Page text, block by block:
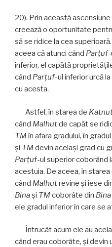
20). Prin această ascensiune
creează o oportunitate
să se ridice la cea
aceea că atunci când Parţuf-
inferior, el capătă
când Parţuf-ul inferior urcă
cu acesta.
Astfel, în starea de
când Malhutde capăt se
TMîn afara gradului, în
și TM devin acelaşi grad cu
Parţuf-ul superior coborând
acestuia. De aceea, în starea
când Malhutrevine şi iese
Binaşi TM coborâte din Bina
ele gradul inferior în care se
Întrucât acum ele au
când erau coborâte, şi devin